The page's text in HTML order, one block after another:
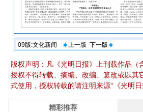
09版:文化新闻 上一版 下一版
版权声明：凡《光明日报》上刊载作品（
授权不得转载、摘编、改编、篡改或以其
式使用，授权转载的请注明来源“《光明日